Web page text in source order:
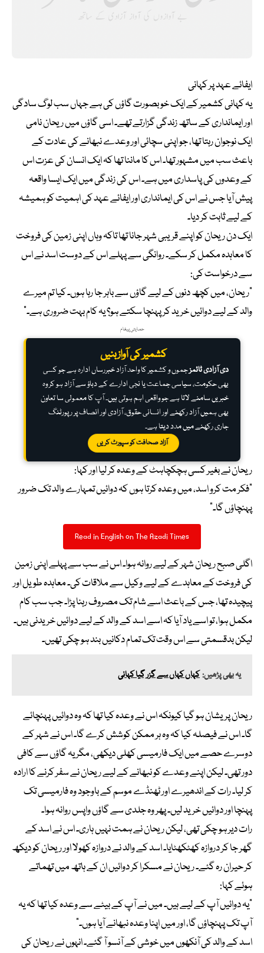
ایفائے عہد پر کہانی
یہ کہانی کشمیر کے ایک خوبصورت گاؤں کی ہے جہاں سب لوگ سادگی
اور ایمانداری کے ساتھ زندگی گزارتے تھے۔ اسی گاؤں میں ریحان نامی
ایک نوجوان رہتا تھا، جو اپنی سچائی اور وعدے نبھانے کی عادت کے
باعث سب میں مشہور تھا۔ اس کا ماننا تھا کہ ایک انسان کی عزت اس
کے وعدوں کی پاسداری میں ہے۔ اس کی زندگی میں ایک ایسا واقعہ
پیش آیا جس نے اس کی ایمانداری اور ایفائے عہد کی اہمیت کو ہمیشہ
کے لیے ثابت کر دیا۔
ایک دن ریحان کو اپنے قریبی شہر جانا تھا تاکہ وہاں اپنی زمین کی فروخت
کا معاہدہ مکمل کر سکے۔ روانگی سے پہلے اس کے دوست اسد نے اس
سے درخواست کی:
“ریحان، میں کچھ دنوں کے لیے گاؤں سے باہر جا رہا ہوں۔ کیا تم میرے
والد کے لیے دوائیں خرید کر پہنچا سکتے ہو؟ یہ کام بہت ضروری ہے۔”
حمایتی پیغام
کشمیر کی آواز بنیں
دی آزادی ٹائمزجموں و کشمیر کا واحد آزاد خبررساں ادارہ ہے جو کسی
بھی حکومت، سیاسی جماعت یا نجی ادارے کے دباؤ سے آزاد ہو کر وہ
خبریں سامنے لاتا ہے جو واقعی اہم ہوتی ہیں۔ آپ کا معمولی سا تعاون
بھی ہمیں آزاد رکھنے اور انسانی حقوق، آزادی اور انصاف پر رپورٹنگ
جاری رکھنے میں مدد دیتا ہے۔
آزاد صحافت کو سپورٹ کریں
ریحان نے بغیر کسی ہچکچاہٹ کے وعدہ کر لیا اور کہا:
“فکر مت کرو اسد، میں وعدہ کرتا ہوں کہ دوائیں تمہارے والد تک ضرور
پہنچاؤں گا۔”
Read in English on The Azadi Times
اگلی صبح ریحان شہر کے لیے روانہ ہوا۔ اس نے سب سے پہلے اپنی زمین
کی فروخت کے معاہدے کے لیے وکیل سے ملاقات کی۔ معاہدہ طویل اور
پیچیدہ تھا، جس کے باعث اسے شام تک مصروف رہنا پڑا۔ جب سب کام
مکمل ہوا، تو اسے یاد آیا کہ اسے اسد کے والد کے لیے دوائیں خریدنی ہیں۔
لیکن بدقسمتی سے اس وقت تک تمام دکانیں بند ہو چکی تھیں۔
یہ بھی پڑھیں:کہاں کہاں سے گزر گیا کہانی
ریحان پریشان ہو گیا کیونکہ اس نے وعدہ کیا تھا کہ وہ دوائیں پہنچائے
گا۔ اس نے فیصلہ کیا کہ وہ ہر ممکن کوشش کرے گا۔ اس نے شہر کے
دوسرے حصے میں ایک فارمیسی کھلی دیکھی، مگر یہ گاؤں سے کافی
دور تھی۔ لیکن اپنے وعدے کو نبھانے کے لیے ریحان نے سفر کرنے کا ارادہ
کر لیا۔ رات کے اندھیرے اور ٹھنڈے موسم کے باوجود وہ فارمیسی تک
پہنچا اور دوائیں خرید لیں۔ پھر وہ جلدی سے گاؤں واپس روانہ ہوا۔
رات دیر ہو چکی تھی، لیکن ریحان نے ہمت نہیں ہاری۔ اس نے اسد کے
گھر جا کر دروازہ کھٹکھٹایا۔ اسد کے والد نے دروازہ کھولا اور ریحان کو دیکھ
کر حیران رہ گئے۔ ریحان نے مسکرا کر دوائیں ان کے ہاتھ میں تھماتے
ہوئے کہا:
“یہ دوائیں آپ کے لیے ہیں۔ میں نے آپ کے بیٹے سے وعدہ کیا تھا کہ یہ
آپ تک پہنچاؤں گا، اور میں اپنا وعدہ نبھانے آیا ہوں۔”
اسد کے والد کی آنکھوں میں خوشی کے آنسو آ گئے۔ انہوں نے ریحان کی